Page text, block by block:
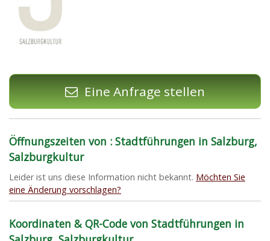
Eine Anfrage stellen
Öffnungszeiten von : Stadtführungen in Salzburg,
Salzburgkultur
Leider ist uns diese Information nicht bekannt. Möchten Sie
eine Änderung vorschlagen?
Koordinaten & QR-Code von Stadtführungen in